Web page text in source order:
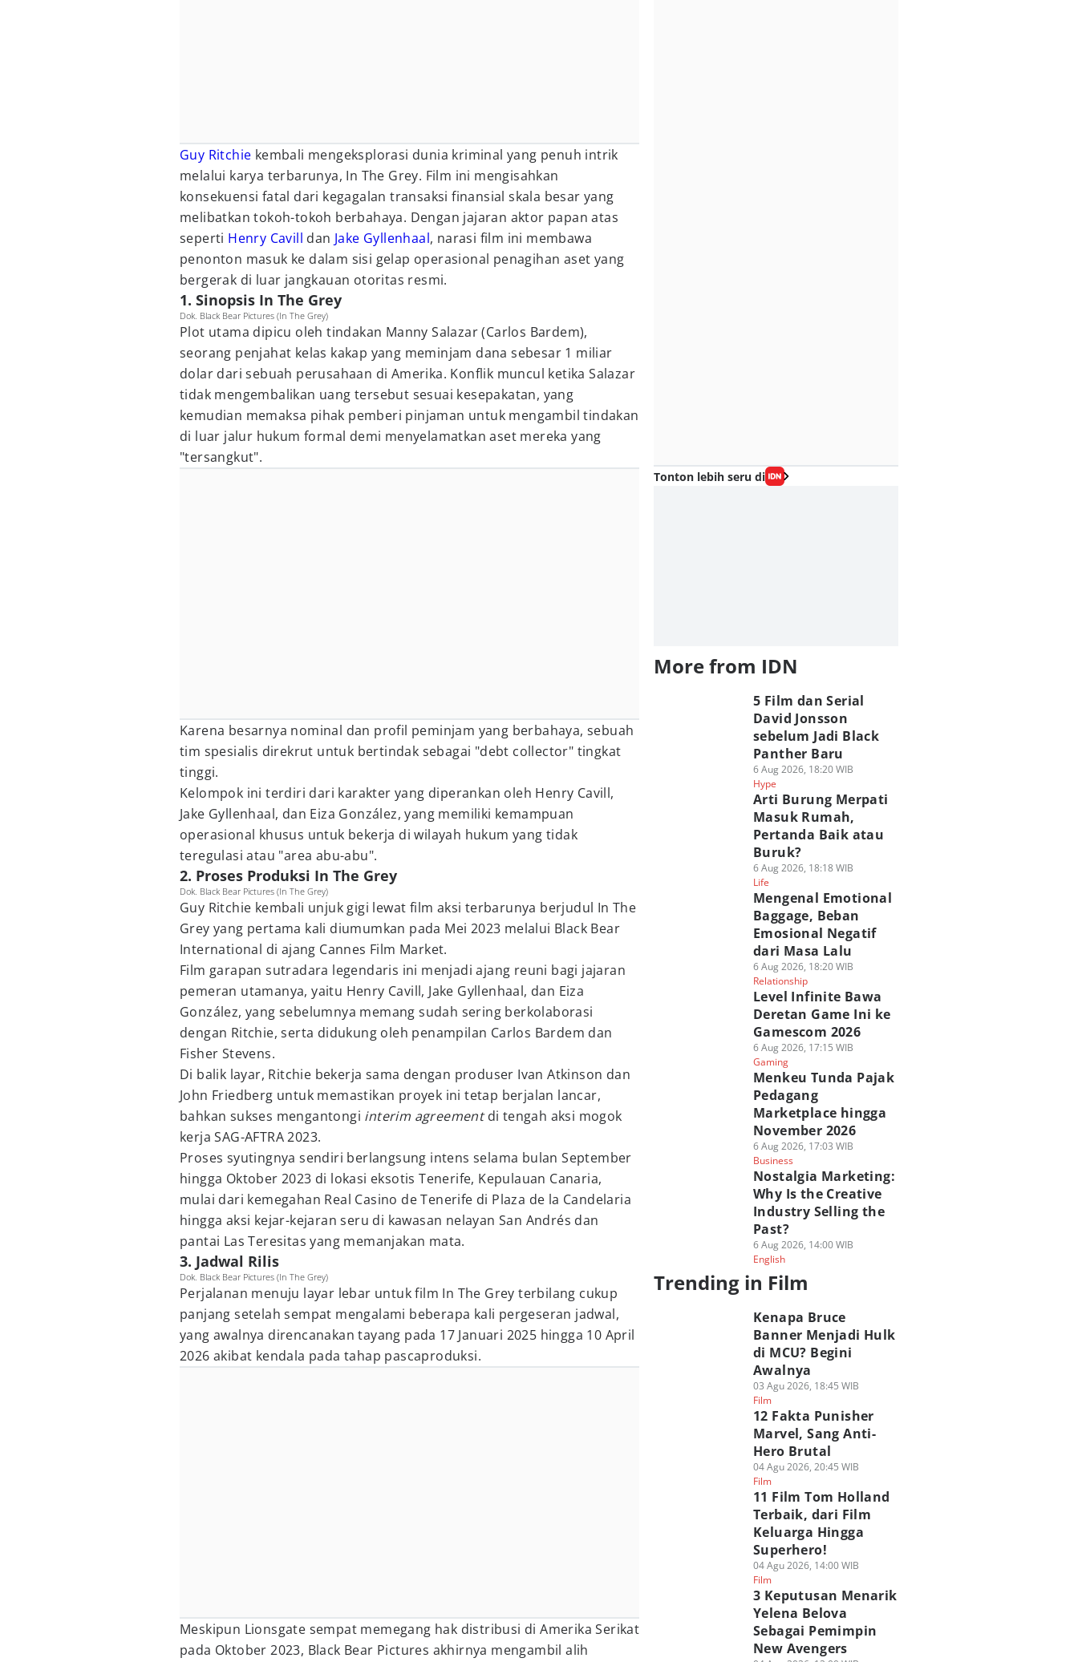
Guy Ritchie kembali mengeksplorasi dunia kriminal yang penuh intrik
melalui karya terbarunya, In The Grey. Film ini mengisahkan
konsekuensi fatal dari kegagalan transaksi finansial skala besar yang
melibatkan tokoh-tokoh berbahaya. Dengan jajaran aktor papan atas
seperti Henry Cavill dan Jake Gyllenhaal, narasi film ini membawa
penonton masuk ke dalam sisi gelap operasional penagihan aset yang
bergerak di luar jangkauan otoritas resmi.
1. Sinopsis In The Grey
Dok. Black Bear Pictures (In The Grey)
Plot utama dipicu oleh tindakan Manny Salazar (Carlos Bardem),
seorang penjahat kelas kakap yang meminjam dana sebesar 1 miliar
dolar dari sebuah perusahaan di Amerika. Konflik muncul ketika Salazar
tidak mengembalikan uang tersebut sesuai kesepakatan, yang
kemudian memaksa pihak pemberi pinjaman untuk mengambil tindakan
di luar jalur hukum formal demi menyelamatkan aset mereka yang
"tersangkut".
Karena besarnya nominal dan profil peminjam yang berbahaya, sebuah
tim spesialis direkrut untuk bertindak sebagai "debt collector" tingkat
tinggi.
Kelompok ini terdiri dari karakter yang diperankan oleh Henry Cavill,
Jake Gyllenhaal, dan Eiza González, yang memiliki kemampuan
operasional khusus untuk bekerja di wilayah hukum yang tidak
teregulasi atau "area abu-abu".
2. Proses Produksi In The Grey
Dok. Black Bear Pictures (In The Grey)
Guy Ritchie kembali unjuk gigi lewat film aksi terbarunya berjudul In The
Grey yang pertama kali diumumkan pada Mei 2023 melalui Black Bear
International di ajang Cannes Film Market.
Film garapan sutradara legendaris ini menjadi ajang reuni bagi jajaran
pemeran utamanya, yaitu Henry Cavill, Jake Gyllenhaal, dan Eiza
González, yang sebelumnya memang sudah sering berkolaborasi
dengan Ritchie, serta didukung oleh penampilan Carlos Bardem dan
Fisher Stevens.
Di balik layar, Ritchie bekerja sama dengan produser Ivan Atkinson dan
John Friedberg untuk memastikan proyek ini tetap berjalan lancar,
bahkan sukses mengantongi interim agreementdi tengah aksi mogok
kerja SAG-AFTRA 2023.
Proses syutingnya sendiri berlangsung intens selama bulan September
hingga Oktober 2023 di lokasi eksotis Tenerife, Kepulauan Canaria,
mulai dari kemegahan Real Casino de Tenerife di Plaza de la Candelaria
hingga aksi kejar-kejaran seru di kawasan nelayan San Andrés dan
pantai Las Teresitas yang memanjakan mata.
3. Jadwal Rilis
Dok. Black Bear Pictures (In The Grey)
Perjalanan menuju layar lebar untuk film In The Grey terbilang cukup
panjang setelah sempat mengalami beberapa kali pergeseran jadwal,
yang awalnya direncanakan tayang pada 17 Januari 2025 hingga 10 April
2026 akibat kendala pada tahap pascaproduksi.
Meskipun Lionsgate sempat memegang hak distribusi di Amerika Serikat
pada Oktober 2023, Black Bear Pictures akhirnya mengambil alih
Tonton lebih seru di
More from IDN
5 Film dan Serial
David Jonsson
sebelum Jadi Black
Panther Baru
6 Aug 2026, 18:20 WIB
Hype
Arti Burung Merpati
Masuk Rumah,
Pertanda Baik atau
Buruk?
6 Aug 2026, 18:18 WIB
Life
Mengenal Emotional
Baggage, Beban
Emosional Negatif
dari Masa Lalu
6 Aug 2026, 18:20 WIB
Relationship
Level Infinite Bawa
Deretan Game Ini ke
Gamescom 2026
6 Aug 2026, 17:15 WIB
Gaming
Menkeu Tunda Pajak
Pedagang
Marketplace hingga
November 2026
6 Aug 2026, 17:03 WIB
Business
Nostalgia Marketing:
Why Is the Creative
Industry Selling the
Past?
6 Aug 2026, 14:00 WIB
English
Trending in Film
Kenapa Bruce
Banner Menjadi Hulk
di MCU? Begini
Awalnya
03 Agu 2026, 18:45 WIB
Film
12 Fakta Punisher
Marvel, Sang Anti-
Hero Brutal
04 Agu 2026, 20:45 WIB
Film
11 Film Tom Holland
Terbaik, dari Film
Keluarga Hingga
Superhero!
04 Agu 2026, 14:00 WIB
Film
3 Keputusan Menarik
Yelena Belova
Sebagai Pemimpin
New Avengers